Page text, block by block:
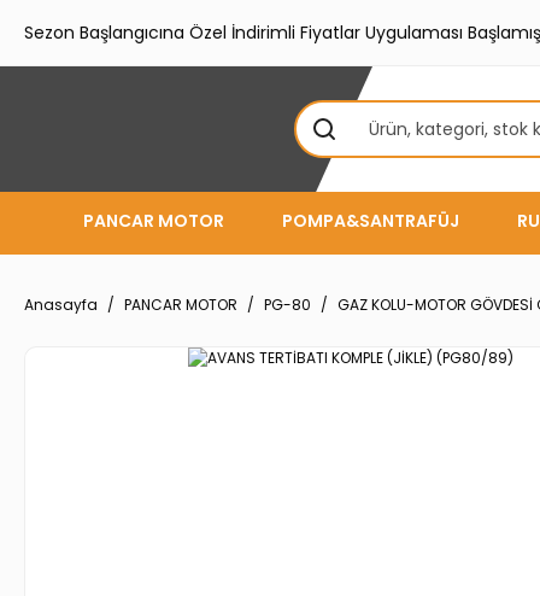
Sezon Başlangıcına Özel İndirimli Fiyatlar Uygulaması
PANCAR MOTOR POMPA&SANTRAFÜJ
Anasayfa PANCAR MOTOR PG-80 GAZ KOLU-MOTOR GÖVDESİ